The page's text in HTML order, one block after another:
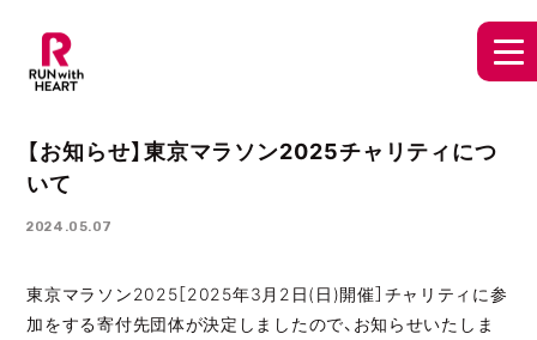
【お知らせ】東京マラソン2025チャリティにつ
いて
2024.05.07
東京マラソン2025［2025年3月2日(日)開催］チャリティに参
加をする寄付先団体が決定しましたので、お知らせいたしま